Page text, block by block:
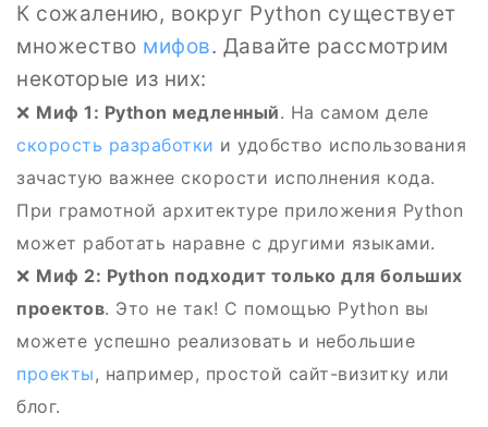
К сожалению, вокруг Python существует
множество мифов. Давайте рассмотрим
некоторые из них:
❌ Миф 1: Python медленный. На самом деле
скорость разработки и удобство использования
зачастую важнее скорости исполнения кода.
При грамотной архитектуре приложения Python
может работать наравне с другими языками.
❌ Миф 2: Python подходит только для больших
проектов. Это не так! С помощью Python вы
можете успешно реализовать и небольшие
проекты, например, простой сайт-визитку или
блог.